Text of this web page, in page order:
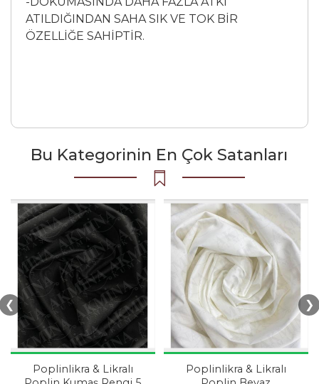
ATILDIĞINDAN SAHA SIK VE TOK BİR
ÖZELLİĞE SAHİPTİR.
Bu Kategorinin En Çok Satanları
Poplinlikra & Likralı
Poplinlikra & Likralı
❮ ❯